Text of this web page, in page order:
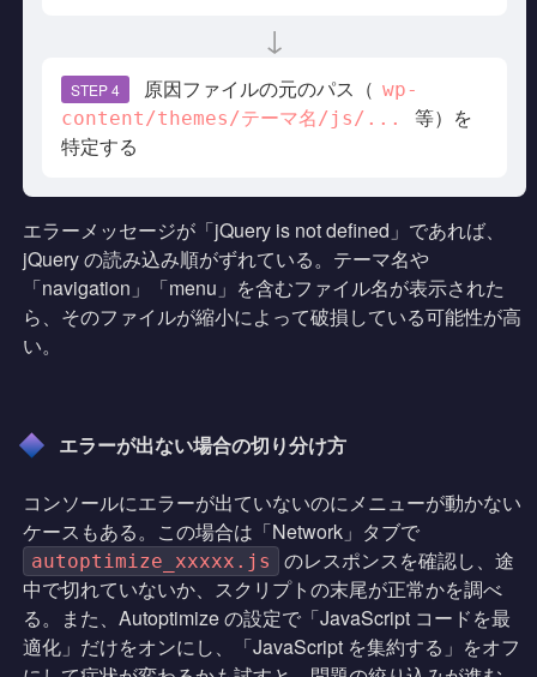
↓
STEP 4 原因ファイルの元のパス（ wp-
content/themes/テーマ名/js/...
等）を
特定する
エラーメッセージが「jQuery is not defined」であれば、
jQuery の読み込み順がずれている。テーマ名や
「navigation」「menu」を含むファイル名が表示された
ら、そのファイルが縮小によって破損している可能性が高
い。
エラーが出ない場合の切り分け方
コンソールにエラーが出ていないのにメニューが動かない
ケースもある。この場合は「Network」タブで
autoptimize_xxxxx.js
のレスポンスを確認し、途
中で切れていないか、スクリプトの末尾が正常かを調べ
る。また、Autoptimize の設定で「JavaScript コードを最
適化」だけをオンにし、「JavaScript を集約する」をオフ